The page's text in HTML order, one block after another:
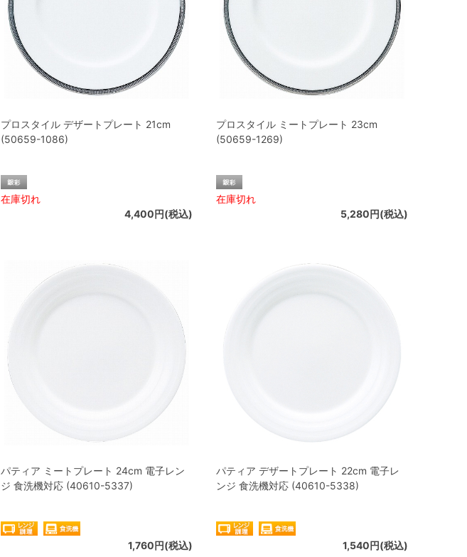
プロスタイル デザートプレート 21cm
(50659-1086)
在庫切れ
4,400円(税込)
プロスタイル ミートプレート 23cm
(50659-1269)
在庫切れ
5,280円(税込)
パティア ミートプレート 24cm 電子レン
ジ 食洗機対応 (40610-5337)
1,760円(税込)
パティア デザートプレート 22cm 電子レ
ンジ 食洗機対応 (40610-5338)
1,540円(税込)